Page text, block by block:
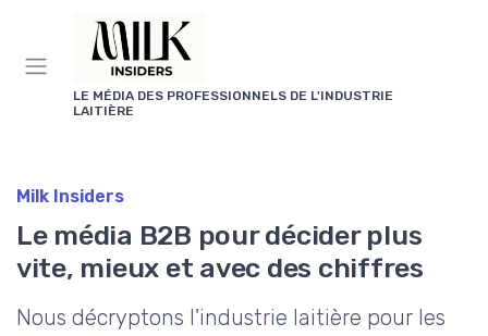
LE MÉDIA DES PROFESSIONNELS DE L'INDUSTRIE
LAITIÈRE
Milk Insiders
Le média B2B pour décider plus
vite, mieux et avec des chiffres
Nous décryptons l'industrie laitière pour les